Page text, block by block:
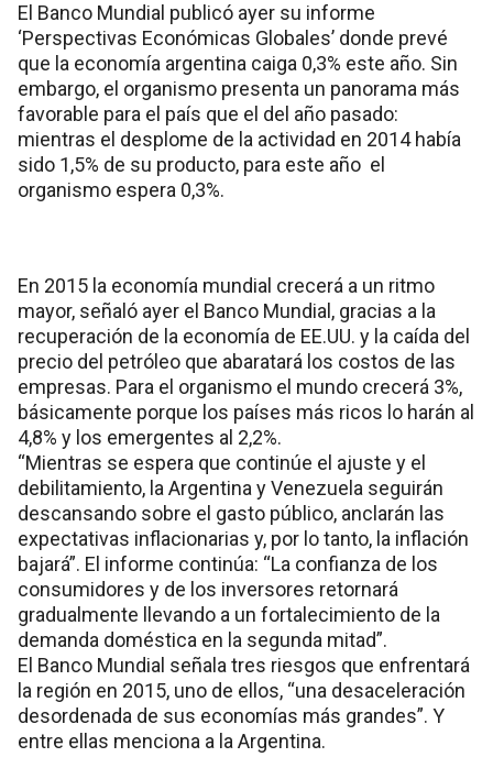
El Banco Mundial publicó ayer su informe
‘Perspectivas Económicas Globales’ donde prevé
que la economía argentina caiga 0,3% este año. Sin
embargo, el organismo presenta un panorama más
favorable para el país que el del año pasado:
mientras el desplome de la actividad en 2014 había
sido 1,5% de su producto, para este año el
organismo espera 0,3%.
En 2015 la economía mundial crecerá a un ritmo
mayor, señaló ayer el Banco Mundial, gracias a la
recuperación de la economía de EE.UU. y la caída del
precio del petróleo que abaratará los costos de las
empresas. Para el organismo el mundo crecerá 3%,
básicamente porque los países más ricos lo harán al
4,8% y los emergentes al 2,2%.
“Mientras se espera que continúe el ajuste y el
debilitamiento, la Argentina y Venezuela seguirán
descansando sobre el gasto público, anclarán las
expectativas inflacionarias y, por lo tanto, la inflación
bajará”. El informe continúa: “La confianza de los
consumidores y de los inversores retornará
gradualmente llevando a un fortalecimiento de la
demanda doméstica en la segunda mitad”.
El Banco Mundial señala tres riesgos que enfrentará
la región en 2015, uno de ellos, “una desaceleración
desordenada de sus economías más grandes”. Y
entre ellas menciona a la Argentina.